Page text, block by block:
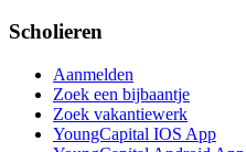
Scholieren
Aanmelden
Zoek een bijbaantje
Zoek vakantiewerk
YoungCapital IOS App